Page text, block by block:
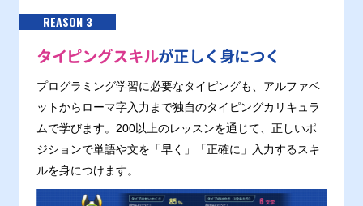
REASON 3
タイピングスキルが正しく身につく
プログラミング学習に必要なタイピングも、アルファベ
ットからローマ字入力まで独自のタイピングカリキュラ
ムで学びます。200以上のレッスンを通じて、正しいポ
ジションで単語や文を「早く」「正確に」入力するスキ
ルを身につけます。